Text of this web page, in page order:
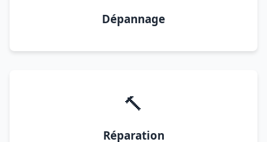
Dépannage
🔨
Réparation